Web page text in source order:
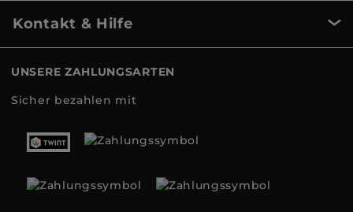
Kontakt & Hilfe
UNSERE ZAHLUNGSARTEN
Sicher bezahlen mit